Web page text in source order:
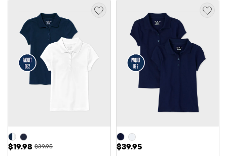
Prix ​​de vente: $19.98
$19.98 Prix ​​d'origine: $39.95
$39.95 Prix: $39.95
$39.95